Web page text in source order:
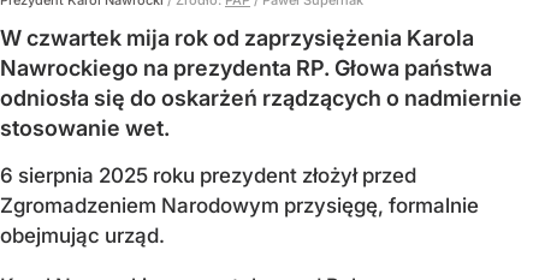
W czwartek mija rok od zaprzysiężenia Karola
Nawrockiego na prezydenta RP. Głowa państwa
odniosła się do oskarżeń rządzących o nadmiernie
stosowanie wet.
6 sierpnia 2025 roku prezydent złożył przed
Zgromadzeniem Narodowym przysięgę, formalnie
obejmując urząd.